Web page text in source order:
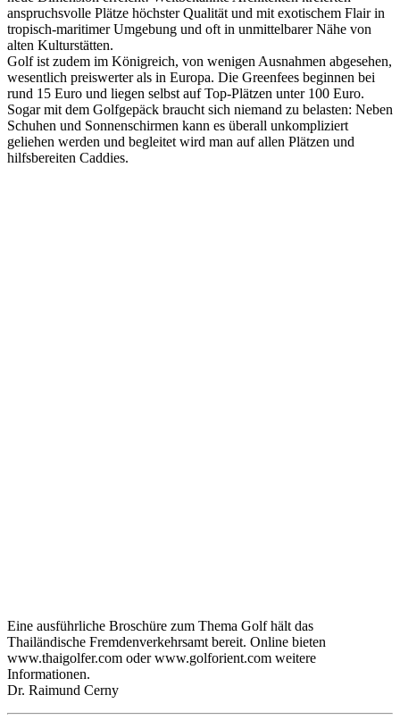
anspruchsvolle Plätze höchster Qualität und mit exotischem Flair in
tropisch-maritimer Umgebung und oft in unmittelbarer Nähe von
alten Kulturstätten.
Golf ist zudem im Königreich, von wenigen Ausnahmen abgesehen,
wesentlich preiswerter als in Europa. Die Greenfees beginnen bei
rund 15 Euro und liegen selbst auf Top-Plätzen unter 100 Euro.
Sogar mit dem Golfgepäck braucht sich niemand zu belasten: Neben
Schuhen und Sonnenschirmen kann es überall unkompliziert
geliehen werden und begleitet wird man auf allen Plätzen und
hilfsbereiten Caddies.
Eine ausführliche Broschüre zum Thema Golf hält das
Thailändische Fremdenverkehrsamt bereit. Online bieten
www.thaigolfer.com oder www.golforient.com weitere
Informationen.
Dr. Raimund Cerny